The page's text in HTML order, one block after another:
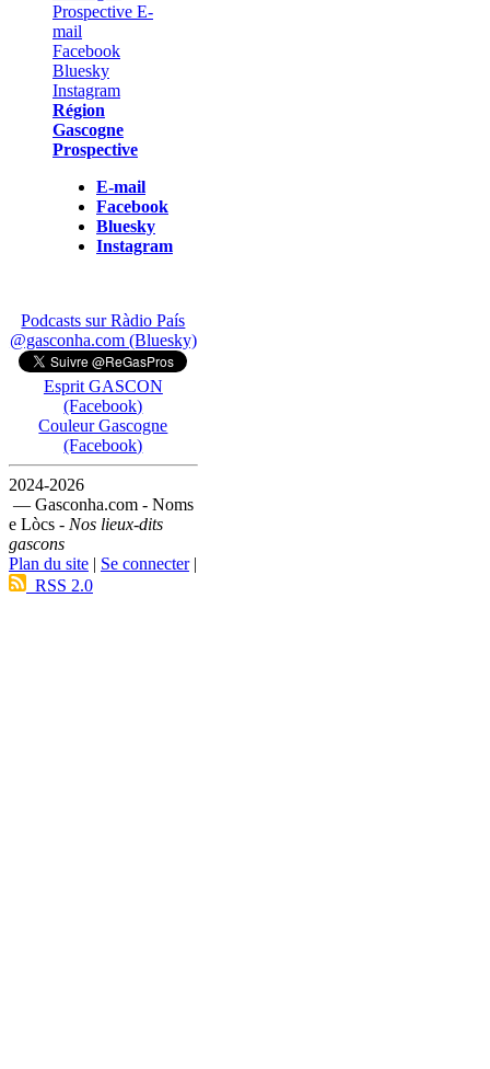
Région
Gascogne
Prospective
E-mail
Facebook
Bluesky
Instagram
Podcasts sur Ràdio País
@gasconha.com (Bluesky)
Esprit GASCON
(Facebook)
Couleur Gascogne
(Facebook)
2024-2026
— Gasconha.com - Noms
e Lòcs - Nos lieux-dits
gascons
Plan du site | Se connecter|
RSS 2.0